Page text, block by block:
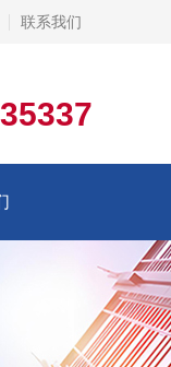
联系我们